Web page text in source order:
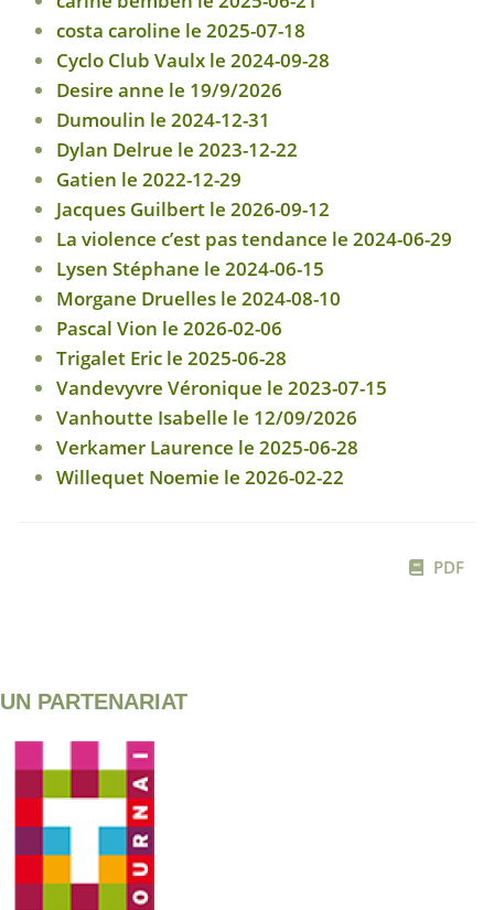
costa caroline le 2025-07-18
Cyclo Club Vaulx le 2024-09-28
Desire anne le 19/9/2026
Dumoulin le 2024-12-31
Dylan Delrue le 2023-12-22
Gatien le 2022-12-29
Jacques Guilbert le 2026-09-12
La violence c’est pas tendance le 2024-06-29
Lysen Stéphane le 2024-06-15
Morgane Druelles le 2024-08-10
Pascal Vion le 2026-02-06
Trigalet Eric le 2025-06-28
Vandevyvre Véronique le 2023-07-15
Vanhoutte Isabelle le 12/09/2026
Verkamer Laurence le 2025-06-28
Willequet Noemie le 2026-02-22
PDF
UN PARTENARIAT